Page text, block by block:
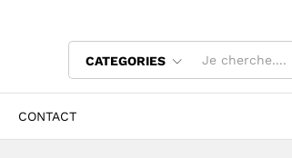
CATEGORIES
CONTACT